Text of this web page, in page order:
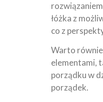
łóżka z
co z
Warto
elementami,
porządku w
porządek.